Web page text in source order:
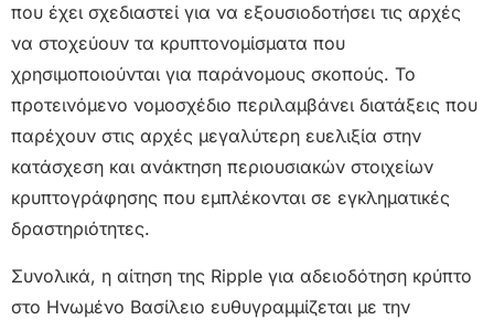
που έχει σχεδιαστεί για να εξουσιοδοτήσει τις αρχές
να στοχεύουν τα κρυπτονομίσματα που
χρησιμοποιούνται για παράνομους σκοπούς. Το
προτεινόμενο νομοσχέδιο περιλαμβάνει διατάξεις που
παρέχουν στις αρχές μεγαλύτερη ευελιξία στην
κατάσχεση και ανάκτηση περιουσιακών στοιχείων
κρυπτογράφησης που εμπλέκονται σε εγκληματικές
δραστηριότητες.
Συνολικά, η αίτηση της Ripple για αδειοδότηση κρύπτο
στο Ηνωμένο Βασίλειο ευθυγραμμίζεται με την